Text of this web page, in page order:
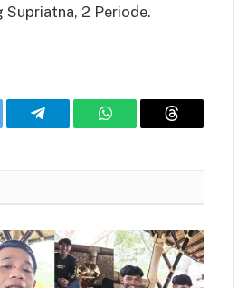
Supriatna, 2 Periode.
Telegram WhatsAppThreads